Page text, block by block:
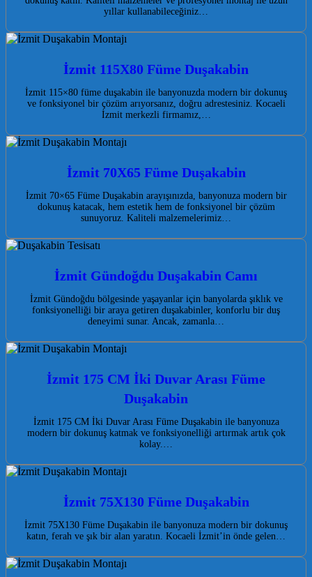
yıllar kullanabileceğiniz…
İzmit 115X80 Füme Duşakabin
İzmit 115×80 füme duşakabin ile banyonuzda modern bir dokunuş
ve fonksiyonel bir çözüm arıyorsanız, doğru adrestesiniz. Kocaeli
İzmit merkezli firmamız,…
İzmit 70X65 Füme Duşakabin
İzmit 70×65 Füme Duşakabin arayışınızda, banyonuza modern bir
dokunuş katacak, hem estetik hem de fonksiyonel bir çözüm
sunuyoruz. Kaliteli malzemelerimiz…
İzmit Gündoğdu Duşakabin Camı
İzmit Gündoğdu bölgesinde yaşayanlar için banyolarda şıklık ve
fonksiyonelliği bir araya getiren duşakabinler, konforlu bir duş
deneyimi sunar. Ancak, zamanla…
İzmit 175 CM İki Duvar Arası Füme
Duşakabin
İzmit 175 CM İki Duvar Arası Füme Duşakabin ile banyonuza
modern bir dokunuş katmak ve fonksiyonelliği artırmak artık çok
kolay.…
İzmit 75X130 Füme Duşakabin
İzmit 75X130 Füme Duşakabin ile banyonuza modern bir dokunuş
katın, ferah ve şık bir alan yaratın. Kocaeli İzmit’in önde gelen…